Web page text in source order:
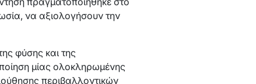
να αξιολογήσουν την
φύσης και της
μίας ολοκληρωμένης
περιβαλλοντικών